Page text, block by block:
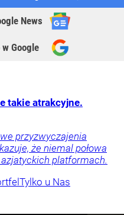
News
w Google
takie atrakcyjne.
przyzwyczajenia
że niemal połowa
platformach.
Tylko u Nas